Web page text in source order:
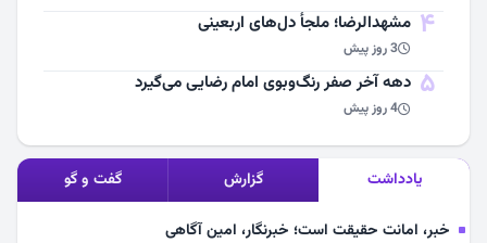
4 مشهد‌الرضا؛ ملجأ دل‌های اربعینی
3 روز پیش
5 دهه آخر صفر رنگ‌وبوی امام رضایی می‌گیرد
4 روز پیش
یادداشت گزارش گفت و گو
خبر، امانت حقیقت است؛ خبرنگار، امین آگاهی